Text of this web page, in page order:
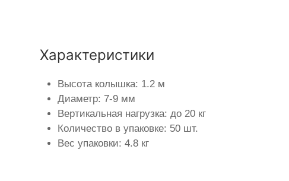
Характеристики
Высота колышка: 1.2 м
Диаметр: 7-9 мм
Вертикальная нагрузка: до 20 кг
Количество в упаковке: 50 шт.
Вес упаковки: 4.8 кг